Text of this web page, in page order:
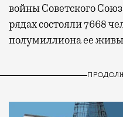
войны Советского
рядах состояли 7668
полумиллиона ее